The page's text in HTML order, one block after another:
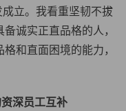
成立。我看重坚韧不拔
诚实正直品格的人，
和直面困境的能力，
深员工互补